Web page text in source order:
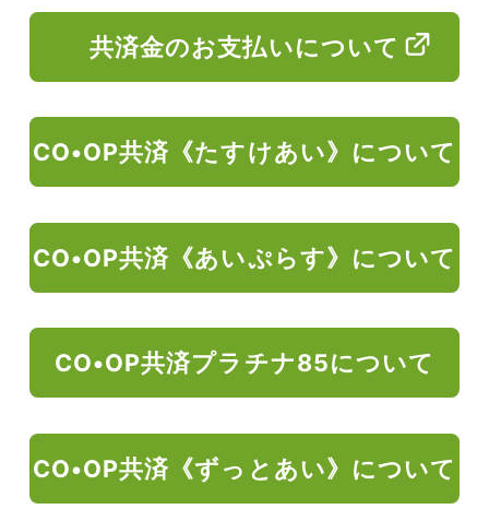
共済金のお支払いについて
CO•OP共済《たすけあい》について
CO•OP共済《あいぷらす》について
CO•OP共済プラチナ85について
CO•OP共済《ずっとあい》について